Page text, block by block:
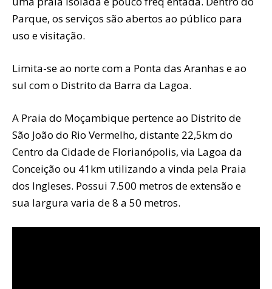
Parque, os serviços são abertos ao público para
uso e visitação.
Limita-se ao norte com a Ponta das Aranhas e ao
sul com o Distrito da Barra da Lagoa.
A Praia do Moçambique pertence ao Distrito de
São João do Rio Vermelho, distante 22,5km do
Centro da Cidade de Florianópolis, via Lagoa da
Conceição ou 41km utilizando a vinda pela Praia
dos Ingleses. Possui 7.500 metros de extensão e
sua largura varia de 8 a 50 metros.